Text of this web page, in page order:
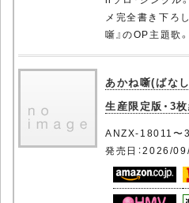
メ完全書き下ろ
噺』のOP主題
あかね噺(ばな
生産限定版・3
ANZX-18011〜
発売日：2026/